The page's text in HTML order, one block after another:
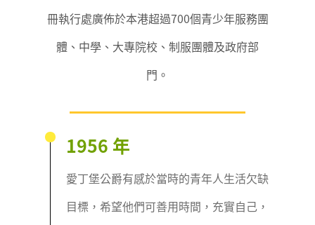
冊執行處廣佈於本港超過700個青少年服務團
體、中學、大專院校、制服團體及政府部
門。
1956 年
愛丁堡公爵有感於當時的青年人生活欠缺
目標，希望他們可善用時間，充實自己，